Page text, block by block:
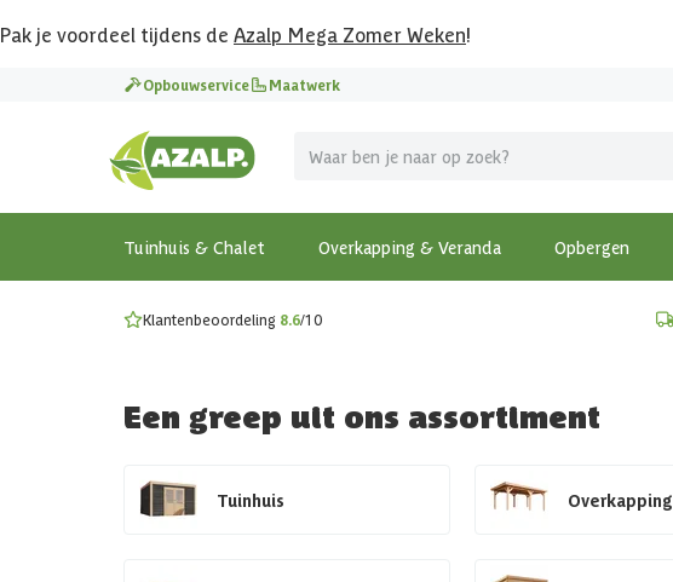
Pak je voordeel tijdens de Azalp Mega Zomer Weken!
Opbouwservice Maatwerk
Tuinhuis & Chalet Overkapping & Veranda Opbergen
Vier vakantie in je tuin
MEGA zomer kortingen op overkappingen en tuinhuizen!
Bekijk de actiemodellen
Gratis wandplankset
Ontdek onze metalen overkappingen
Klantenbeoordeling 8.6/10
Een greep uit ons assortiment
Tuinhuis Overkapping